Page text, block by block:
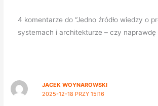
4 komentarze do “Jedno źródło wiedzy o
systemach i architekturze – czy naprawdę
JACEK WOYNAROWSKI
2025-12-18 PRZY 15:16